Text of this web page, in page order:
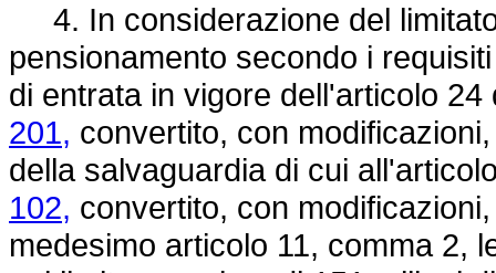
4. In considerazione del
pensionamento secondo i
di entrata in vigore dell'articolo
201, convertito, con
della salvaguardia di cui
102, convertito, con
medesimo articolo 11, comma 2,